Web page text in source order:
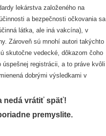
lekárstva založeného na
a bezpečnosti očkovania sa
látka, ale iná vakcína), v
Zároveň sú mnohí autori takýchto
skutočne vedecké, dôkazom čoho
registrácii, a to práve kvôli
dobrými výsledkami v
nedá vrátiť späť!
premyslite.